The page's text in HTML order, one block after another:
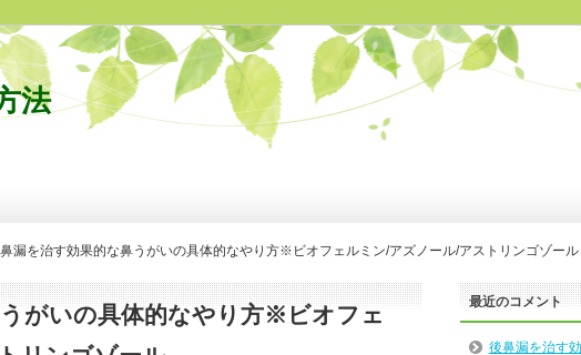
法
漏を治す効果的な鼻うがいの具体的なやり方※ビオフェルミン/アズノール/アストリンゴゾール
がいの具体的なやり方※ビオフェ
最近のコメント
後鼻漏を治す